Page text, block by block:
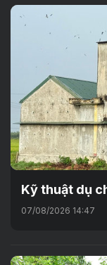
Kỹ thuật dụ
07/08/2026 14:47